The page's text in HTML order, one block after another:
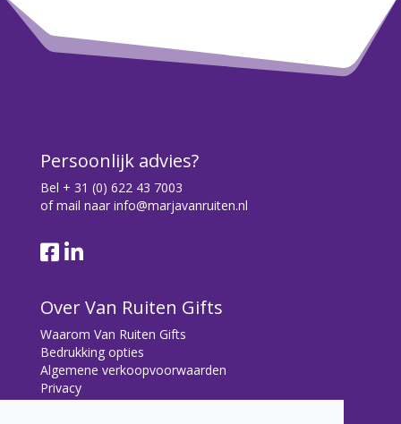
Persoonlijk advies?
Bel + 31 (0) 622 43 7003
of mail naar info@marjavanruiten.nl
Over Van Ruiten Gifts
Waarom Van Ruiten Gifts
Bedrukking opties
Algemene verkoopvoorwaarden
Privacy
Contact